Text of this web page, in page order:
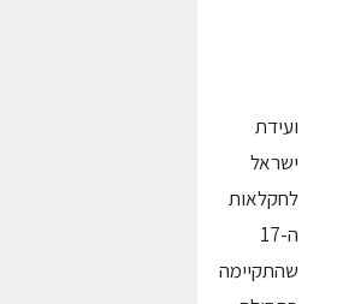
ועידת
ישראל
לחקלאות
ה-17
שהתקיימה